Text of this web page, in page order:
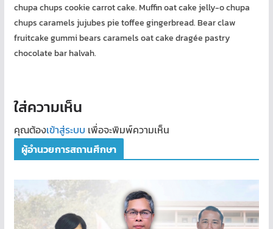
chupa chups cookie carrot cake. Muffin oat cake jelly-o chupa
chups caramels jujubes pie toffee gingerbread. Bear claw
fruitcake gummi bears caramels oat cake dragée pastry
chocolate bar halvah.
ใส่ความเห็น
คุณต้องเข้าสู่ระบบ เพื่อจะพิมพ์ความเห็น
ผู้อำนวยการสถานศึกษา